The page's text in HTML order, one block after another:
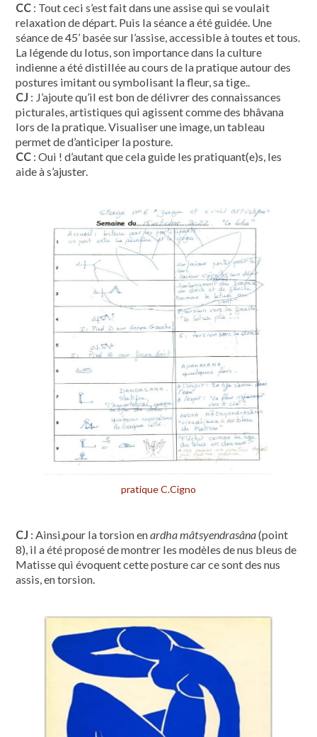
CC : Tout ceci s’est fait dans une assise qui se voulait
relaxation de départ. Puis la séance a été guidée. Une
séance de 45’ basée sur l’assise, accessible à toutes et tous.
La légende du lotus, son importance dans la culture
indienne a été distillée au cours de la pratique autour des
postures imitant ou symbolisant la fleur, sa tige..
CJ : J’ajoute qu’il est bon de délivrer des connaissances
picturales, artistiques qui agissent comme des bhâvana
lors de la pratique. Visualiser une image, un tableau
permet de d’anticiper la posture.
CC : Oui ! d’autant que cela guide les pratiquant(e)s, les
aide à s’ajuster.
pratique C.Cigno
CJ : Ainsi,pour la torsion enardha mâtsyendrasâna(point
8), il a été proposé de montrer les modèles de nus bleus de
Matisse qui évoquent cette posture car ce sont des nus
assis, en torsion.